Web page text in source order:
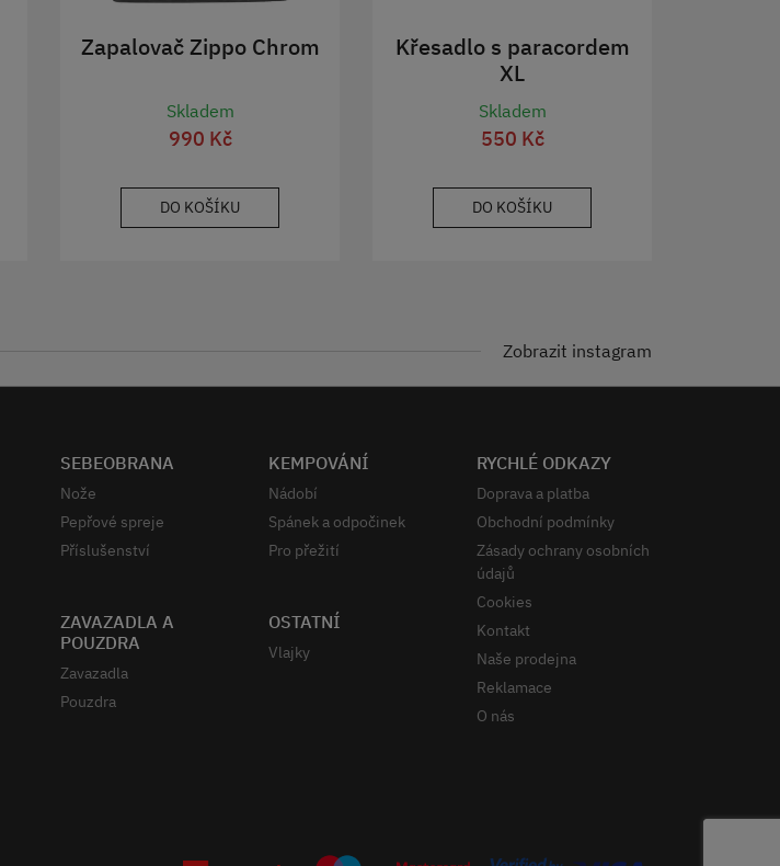
Zapalovač Zippo Chrom
Skladem
990 Kč
DO KOŠÍKU
Křesadlo s paracordem
XL
Skladem
550 Kč
DO KOŠÍKU
Zobrazit instagram
SEBEOBRANA
Nože
Pepřové spreje
Příslušenství
ZAVAZADLA A
POUZDRA
Zavazadla
Pouzdra
KEMPOVÁNÍ
Nádobí
Spánek a odpočinek
Pro přežití
OSTATNÍ
Vlajky
RYCHLÉ ODKAZY
Doprava a platba
Obchodní podmínky
Zásady ochrany osobních
údajů
Cookies
Kontakt
Naše prodejna
Reklamace
O nás